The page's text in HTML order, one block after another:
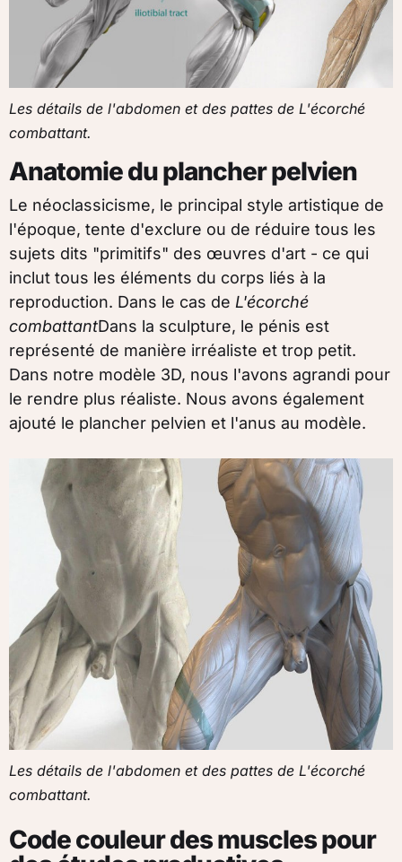
Les détails de l'abdomen et des pattes de L'écorché
combattant.
Anatomie du plancher pelvien
Le néoclassicisme, le principal style artistique de
l'époque, tente d'exclure ou de réduire tous les
sujets dits "primitifs" des œuvres d'art - ce qui
inclut tous les éléments du corps liés à la
reproduction. Dans le cas de L'écorché
combattantDans la sculpture, le pénis est
représenté de manière irréaliste et trop petit.
Dans notre modèle 3D, nous l'avons agrandi pour
le rendre plus réaliste. Nous avons également
ajouté le plancher pelvien et l'anus au modèle.
Les détails de l'abdomen et des pattes de L'écorché
combattant.
Code couleur des muscles pour